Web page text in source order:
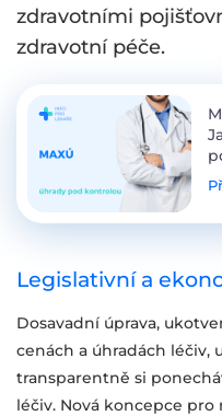
zdravotními
zdravotní péče.
Legislativní a
Dosavadní úprava,
cenách a úhradách léčiv,
transparentně si
léčiv. Nová koncepce pro